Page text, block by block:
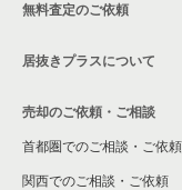
千葉市稲毛区の飲食
流山市の飲食店の居
千葉市緑区の飲食店
白井市の飲食店の
無料査定のご依頼
居抜きプラスについて
売却のご依頼・ご相談
首都圏でのご相談・ご依頼
関西でのご相談・ご依頼